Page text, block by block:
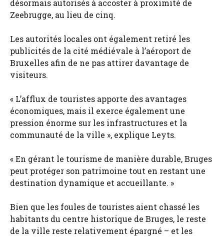
désormais autorisés à accoster à proximité de
Zeebrugge, au lieu de cinq.
Les autorités locales ont également retiré les
publicités de la cité médiévale à l’aéroport de
Bruxelles afin de ne pas attirer davantage de
visiteurs.
« L’afflux de touristes apporte des avantages
économiques, mais il exerce également une
pression énorme sur les infrastructures et la
communauté de la ville », explique Leyts.
« En gérant le tourisme de manière durable, Bruges
peut protéger son patrimoine tout en restant une
destination dynamique et accueillante. »
Bien que les foules de touristes aient chassé les
habitants du centre historique de Bruges, le reste
de la ville reste relativement épargné – et les